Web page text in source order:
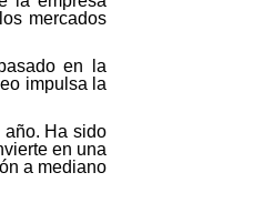
mercados
en la
impulsa la
año. Ha sido
en una
a mediano